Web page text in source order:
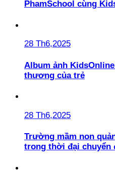
PhamSchool cùng
28 Th6,2025
Album ảnh
thương của trẻ
28 Th6,2025
Trường mầm non
trong thời đại chuyển